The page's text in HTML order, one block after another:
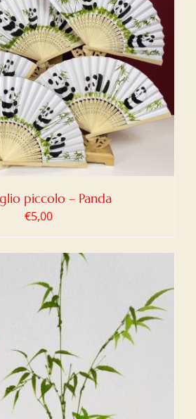
piccolo – Panda
€5,00